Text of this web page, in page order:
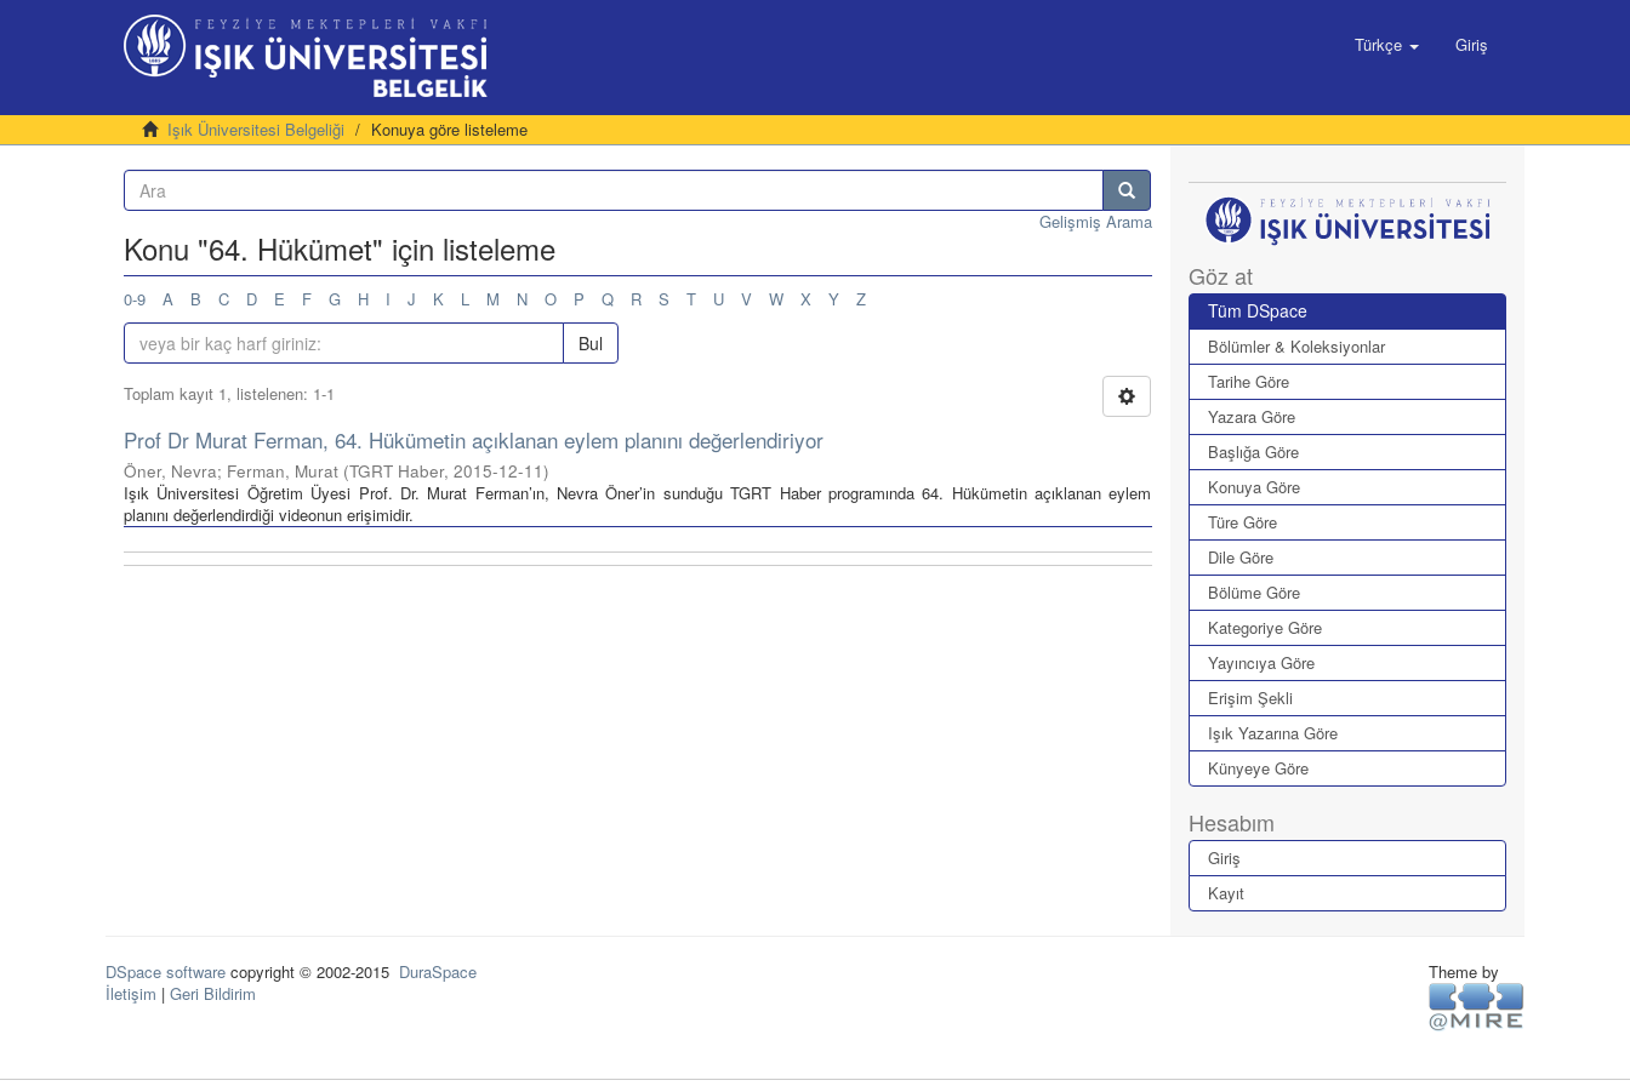
Türkçe Giriş
Işık Üniversitesi Belgeliği Konuya göre listeleme
Gelişmiş Arama
Konu "64. Hükümet" için listeleme
0-9 A B C D E F G H I J K L M N O P Q R S T U V W X Y Z
Bul
Toplam kayıt 1, listelenen: 1-1
Prof Dr Murat Ferman, 64. Hükümetin açıklanan eylem planını değerlendiriyor
Öner, Nevra; Ferman, Murat (TGRT Haber, 2015-12-11)
Işık Üniversitesi Öğretim Üyesi Prof. Dr. Murat Ferman’ın, Nevra Öner’in sunduğu TGRT Haber programında 64. Hükümetin açıklanan eylem
planını değerlendirdiği videonun erişimidir.
Göz at
Tüm DSpace
Bölümler & Koleksiyonlar
Tarihe Göre
Yazara Göre
Başlığa Göre
Konuya Göre
Türe Göre
Dile Göre
Bölüme Göre
Kategoriye Göre
Yayıncıya Göre
Erişim Şekli
Işık Yazarına Göre
Künyeye Göre
Hesabım
Giriş
Kayıt
DSpace software copyright © 2002-2015 DuraSpace
İletişim | Geri Bildirim
Theme by